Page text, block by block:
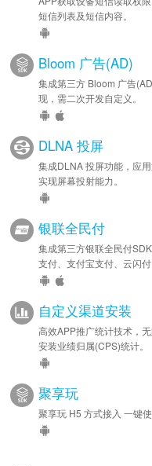
短信列表及短信内容。
Bloom 广告(AD)
集成第三方 Bloom 广告
现，需二次开发自定义。
DLNA 投屏
集成DLNA 投屏功能，应
实现屏幕投射能力。
银联全民付
集成第三方银联全民付
支付、支付宝支付、云闪付
自定义渠道安装
高效APP推广统计技术，
安装业绩归属(CPS)统计。
聚享玩
聚享玩 H5 方式接入 一键